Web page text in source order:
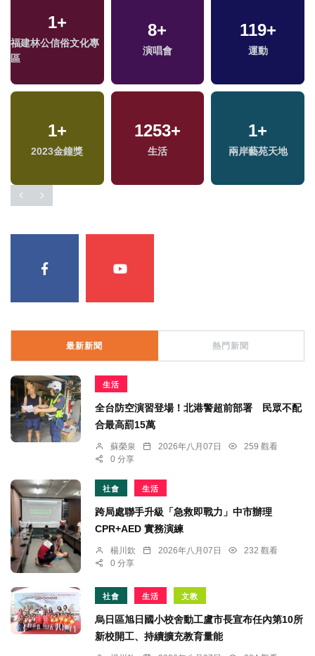
1+
福建林公信俗文化專
區
8+
演唱會
119+
運動
1+
2023金鐘獎
1253+
生活
1+
兩岸藝苑天地
最新新聞 熱門新聞
生活
全台防空演習登場！北港警超前部署 民眾不配
合最高罰15萬
蘇榮泉 2026年八月07日
259 觀看
0 分享
社會 生活
跨局處聯手升級「急救即戰力」中市辦理
CPR+AED 實務演練
楊川欽 2026年八月07日
232 觀看
0 分享
社會 生活 文教
烏日區旭日國小校舍動工盧市長宣布任內第10所
新校開工、持續擴充教育量能